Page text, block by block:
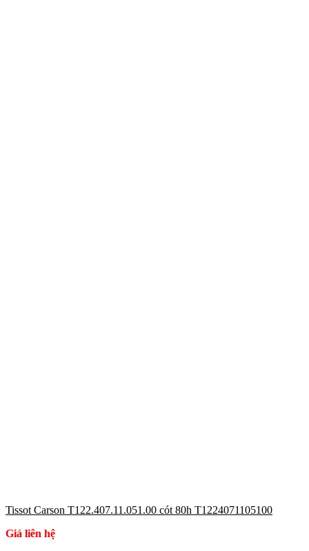
Tissot Carson T122.407.11.051.00 cót 80h T1224071105100
Giá liên hệ